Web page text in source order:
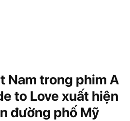
Nam trong phim A
to Love xuất hiện
đường phố Mỹ